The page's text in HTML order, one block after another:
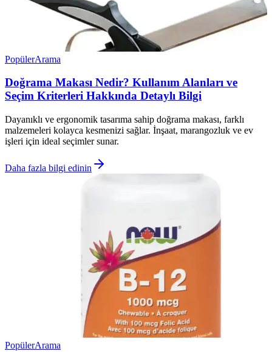
PopülerArama
Doğrama Makası Nedir? Kullanım Alanları ve
Seçim Kriterleri Hakkında Detaylı Bilgi
Dayanıklı ve ergonomik tasarıma sahip doğrama makası, farklı
malzemeleri kolayca kesmenizi sağlar. İnşaat, marangozluk ve ev
işleri için ideal seçimler sunar.
Daha fazla bilgi edinin
PopülerArama